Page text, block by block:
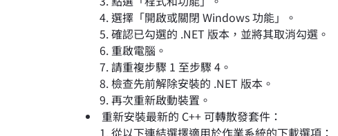
選擇「開啟或關閉 Windows 功能」。
確認已勾選的 .NET 版本，並將其取消勾選。
重啟電腦。
請重複步驟 1 至步驟 4。
檢查先前解除安裝的 .NET 版本。
再次重新啟動裝置。
重新安裝最新的 C++ 可轉散發套件：
從以下連結選擇適用於作業系統的下載選項：